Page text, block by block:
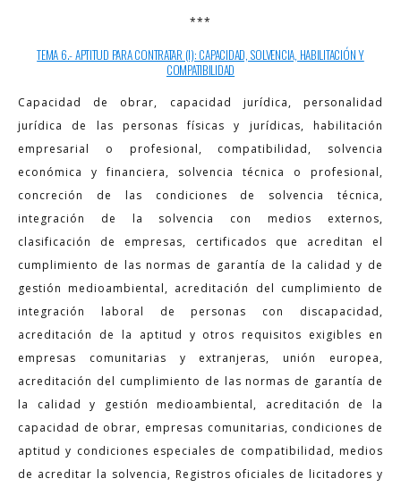
***
TEMA 6.- APTITUD PARA CONTRATAR (I): CAPACIDAD, SOLVENCIA, HABILITACIÓN Y
COMPATIBILIDAD
Capacidad de obrar, capacidad jurídica, personalidad
jurídica de las personas físicas y jurídicas, habilitación
empresarial o profesional, compatibilidad, solvencia
económica y financiera, solvencia técnica o profesional,
concreción de las condiciones de solvencia técnica,
integración de la solvencia con medios externos,
clasificación de empresas, certificados que acreditan el
cumplimiento de las normas de garantía de la calidad y de
gestión medioambiental, acreditación del cumplimiento de
integración laboral de personas con discapacidad,
acreditación de la aptitud y otros requisitos exigibles en
empresas comunitarias y extranjeras, unión europea,
acreditación del cumplimiento de las normas de garantía de
la calidad y gestión medioambiental, acreditación de la
capacidad de obrar, empresas comunitarias, condiciones de
aptitud y condiciones especiales de compatibilidad, medios
de acreditar la solvencia, Registros oficiales de licitadores y